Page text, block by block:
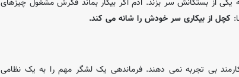
یکی از بستگانش سر بزند. آدم اگر بیکار بماند فکرش مشغول چیزهای
کچل از بیکاری سر خودش را شانه می کند.
بی تجربه نمی دهند. فرماندهی یک لشگر مهم را به یک نظامی